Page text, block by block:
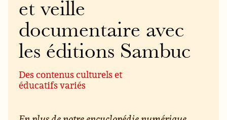
et veille
documentaire avec
les éditions Sambuc
Des contenus culturels et
éducatifs variés